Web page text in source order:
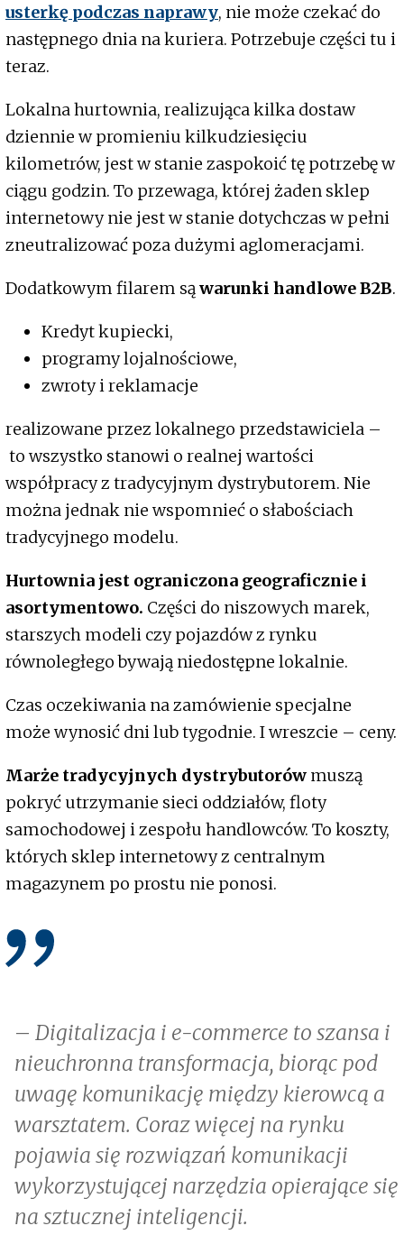
usterkę podczas naprawy, nie może czekać do
następnego dnia na kuriera. Potrzebuje części tu i
teraz.
Lokalna hurtownia, realizująca kilka dostaw
dziennie w promieniu kilkudziesięciu
kilometrów, jest w stanie zaspokoić tę potrzebę w
ciągu godzin. To przewaga, której żaden sklep
internetowy nie jest w stanie dotychczas w pełni
zneutralizować poza dużymi aglomeracjami.
Dodatkowym filarem sąwarunki handlowe B2B.
Kredyt kupiecki,
programy lojalnościowe,
zwroty i reklamacje
realizowane przez lokalnego przedstawiciela –
to wszystko stanowi o realnej wartości
współpracy z tradycyjnym dystrybutorem. Nie
można jednak nie wspomnieć o słabościach
tradycyjnego modelu.
Hurtownia jest ograniczona geograficznie i
asortymentowo. Części do niszowych marek,
starszych modeli czy pojazdów z rynku
równoległego bywają niedostępne lokalnie.
Czas oczekiwania na zamówienie specjalne
może wynosić dni lub tygodnie. I wreszcie – ceny.
Marże tradycyjnych dystrybutorów muszą
pokryć utrzymanie sieci oddziałów, floty
samochodowej i zespołu handlowców. To koszty,
których sklep internetowy z centralnym
magazynem po prostu nie ponosi.
– Digitalizacja i e-commerce to szansa i
nieuchronna transformacja, biorąc pod
uwagę komunikację między kierowcą a
warsztatem. Coraz więcej na rynku
pojawia się rozwiązań komunikacji
wykorzystującej narzędzia opierające się
na sztucznej inteligencji.